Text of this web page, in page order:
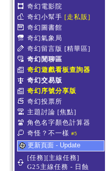
奇幻電影院
奇幻小幫手 [走私販]
奇幻圖書館
奇幻氣象局
奇幻留言版 [精華區]
奇幻閒聊區
奇幻遊戲看板查詢器
奇幻交易版
奇幻序號分享版
奇幻投票所
主題討論 [焦點]
角色名字顏色計算器
奇怪？不一樣 #5
更新頁面 - Update
[任務][主線任務]
G25主線任務 - 日蝕